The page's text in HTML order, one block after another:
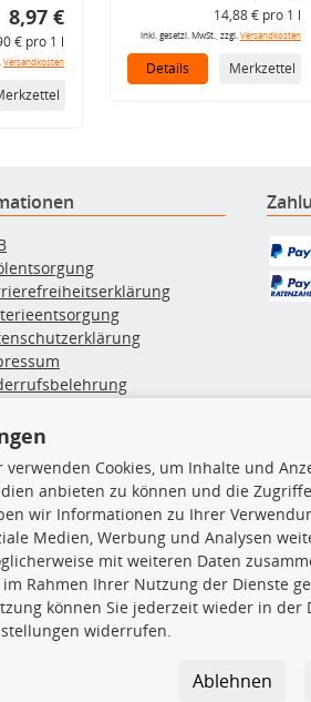
8,97 €
€ pro 1 l
Versandkosten
14,88 € pro 1 l
inkl. gesetzl. MwSt., zzgl. Versandkosten
Details Merkzettel
& Versand
Die
Es
verwenden Cookies, um Inhalte und
anbieten zu können und die
wir Informationen zu Ihrer
Medien, Werbung und Analysen
mit weiteren Daten
im Rahmen Ihrer Nutzung der Dienste
können Sie jederzeit wieder in
widerrufen.
Ablehnen